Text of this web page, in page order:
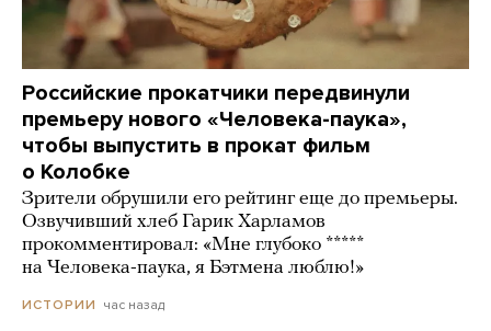
Российские прокатчики передвинули
премьеру нового «Человека-паука»,
чтобы выпустить в прокат фильм
о Колобке
Зрители обрушили его рейтинг еще до премьеры.
Озвучивший хлеб Гарик Харламов
прокомментировал: «Мне глубоко *****
на Человека-паука, я Бэтмена люблю!»
ИСТОРИИ час назад